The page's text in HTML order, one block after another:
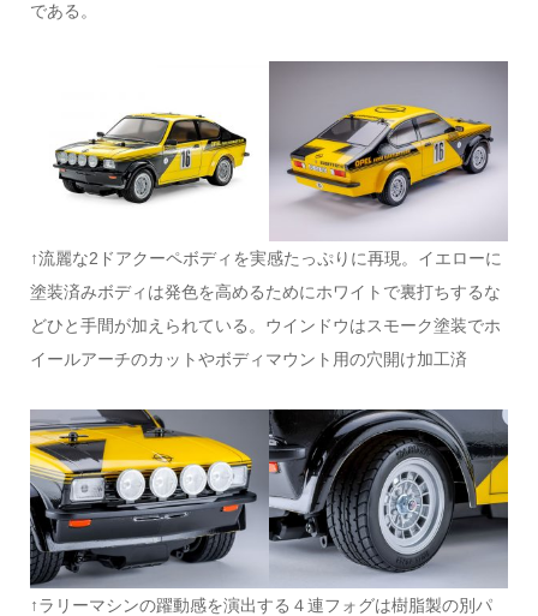
である。
↑流麗な2ドアクーペボディを実感たっぷりに再現。イエローに
塗装済みボディは発色を高めるためにホワイトで裏打ちするな
どひと手間が加えられている。ウインドウはスモーク塗装でホ
イールアーチのカットやボディマウント用の穴開け加工済
↑ラリーマシンの躍動感を演出する４連フォグは樹脂製の別パ